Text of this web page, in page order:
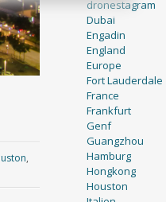
,
dronestagram
Dubai
Engadin
England
Europe
Fort Lauderdale
France
Frankfurt
Genf
Guangzhou
Hamburg
Hongkong
Houston